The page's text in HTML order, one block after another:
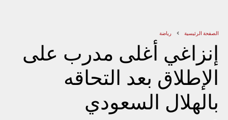
الصفحة الرئيسية رياضة
إنزاغي أغلى مدرب على
الإطلاق بعد التحاقه
بالهلال السعودي